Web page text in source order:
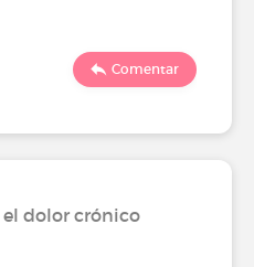
Comentar
dolor crónico